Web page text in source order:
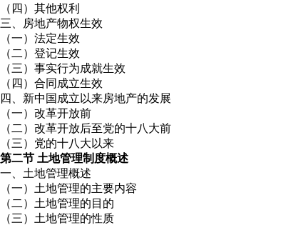
（四）其他权利
三、房地产物权生效
（一）法定生效
（二）登记生效
（三）事实行为成就生效
（四）合同成立生效
四、新中国成立以来房地产的发展
（一）改革开放前
（二）改革开放后至党的十八大前
（三）党的十八大以来
第二节 土地管理制度概述
一、土地管理概述
（一）土地管理的主要内容
（二）土地管理的目的
（三）土地管理的性质